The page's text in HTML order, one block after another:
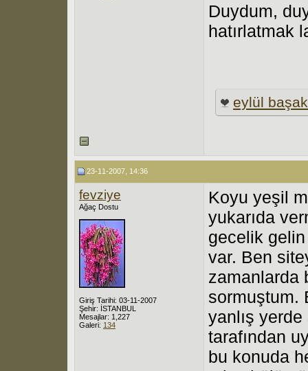
Duydum,
hatırlatmak
eylül başak
23-11-2007, 14:36
fevziye
Ağaç Dostu
Giriş Tarihi: 03-11-2007
Şehir: İSTANBUL
Mesajlar: 1,227
Galeri: 134
Koyu yeşil
yukarıda
gecelik
var. Ben
zamanlarda
sormuştum.
yanlış
tarafından
bu konuda